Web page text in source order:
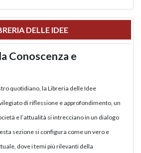
DELLE IDEE
Conoscenza e
quotidiano, la Libreria delle Idee
di riflessione e approfondimento, un
e l’attualità si intrecciano in un dialogo
sezione si configura come un vero e
dove i temi più rilevanti della